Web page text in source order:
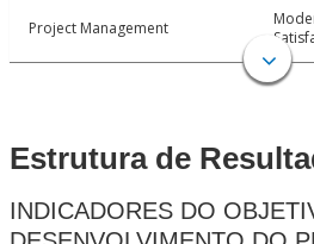
Project Management
Estrutura de
INDICADORES DO